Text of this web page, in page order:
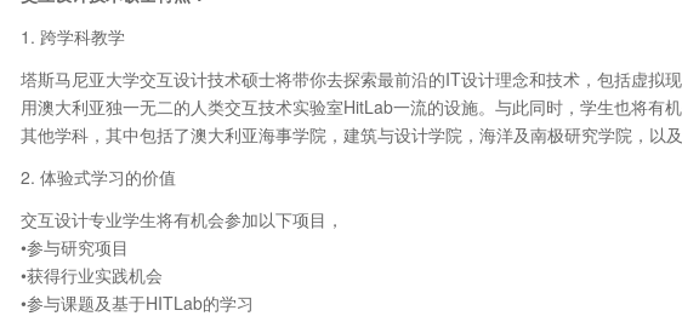
1. 跨学科教学
塔斯马尼亚大学交互设计技术硕士将带你去探索最前沿的IT设计理念和技术，包括虚拟
用澳大利亚独一无二的人类交互技术实验室HitLab一流的设施。与此同时，学生也将有
其他学科，其中包括了澳大利亚海事学院，建筑与设计学院，海洋及南极研究学院，以及
2. 体验式学习的价值
交互设计专业学生将有机会参加以下项目，
•参与研究项目
•获得行业实践机会
•参与课题及基于HITLab的学习